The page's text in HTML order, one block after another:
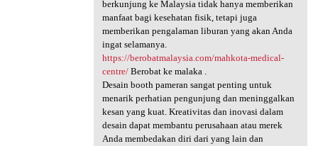
berkunjung ke Malaysia tidak hanya memberikan
manfaat bagi kesehatan fisik, tetapi juga
memberikan pengalaman liburan yang akan Anda
ingat selamanya.
https://berobatmalaysia.com/mahkota-medical-
centre/Berobat ke malaka .
Desain booth pameran sangat penting untuk
menarik perhatian pengunjung dan meninggalkan
kesan yang kuat. Kreativitas dan inovasi dalam
desain dapat membantu perusahaan atau merek
Anda membedakan diri dari yang lain dan